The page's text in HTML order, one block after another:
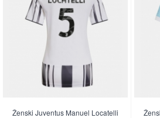
Ženski Juventus Manuel Locatelli